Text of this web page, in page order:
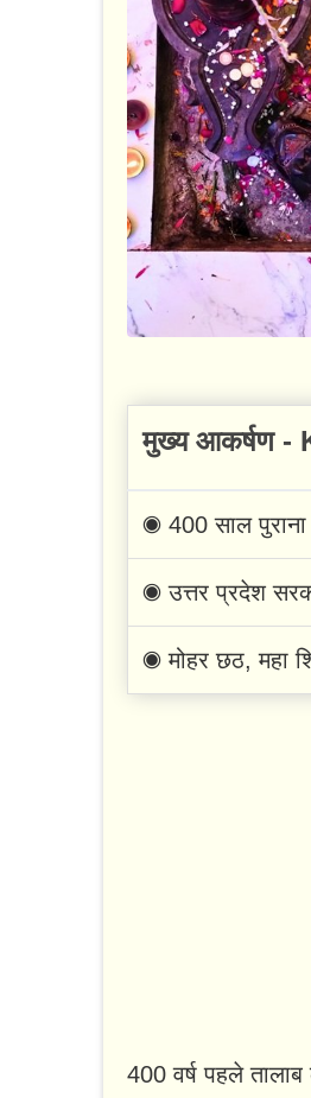
मुख्य आकर्षण
◉ 400 साल पुराना
◉ उत्तर प्रदेश
◉ मोहर छठ, महा
400 वर्ष पहले